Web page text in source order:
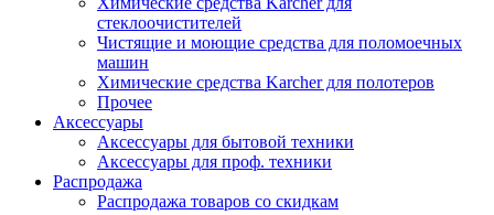
стеклоочистителей
Чистящие и моющие средства для поломоечных
машин
Химические средства Karcher для полотеров
Прочее
Аксессуары
Аксессуары для бытовой техники
Аксессуары для проф. техники
Распродажа
Распродажа товаров со скидкам